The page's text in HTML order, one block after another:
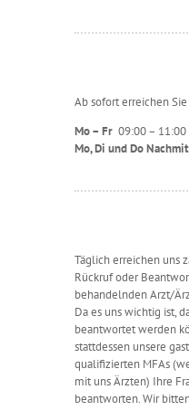
Ab sofort erreichen
Mo – Fr09:00 – 11:00
Mo, Di und Do
Täglich erreichen uns
Rückruf oder
behandelnden Arzt/
Da es uns wichtig ist,
beantwortet werden
stattdessen unsere
qualifizierten MFAs
mit uns Ärzten) Ihre
beantworten. Wir